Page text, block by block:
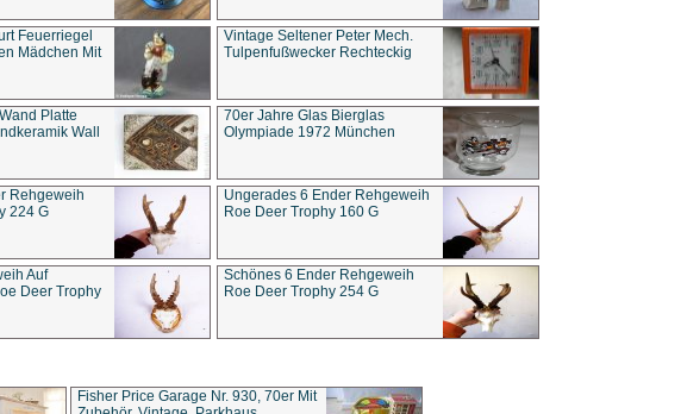
Feuerriegel
Mädchen Mit
Vintage Seltener Peter Mech.
Tulpenfußwecker Rechteckig
Platte
Wall
70er Jahre Glas Bierglas
Olympiade 1972 München
Rehgeweih
224 G
Ungerades 6 Ender Rehgeweih
Roe Deer Trophy 160 G
Auf
Deer Trophy
Schönes 6 Ender Rehgeweih
Roe Deer Trophy 254 G
Fisher Price Garage Nr. 930, 70er Mit